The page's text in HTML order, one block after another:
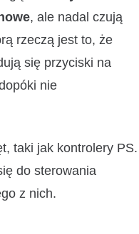
, ale nadal czują
rzeczą jest to, że
się przyciski na
nie
taki jak kontrolery PS.
do sterowania
z nich.